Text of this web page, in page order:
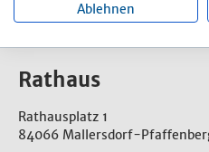
Ablehnen
Rathaus
Rathausplatz 1
84066 Mallersdorf-